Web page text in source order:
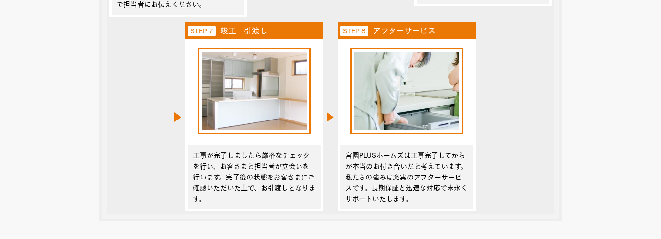
で担当者にお伝えください。
STEP 7 竣工・引渡し
工事が完了しましたら厳格なチェック
を行い、お客さまと担当者が立会いを
行います。完了後の状態をお客さまにご
確認いただいた上で、お引渡しとなりま
す。
STEP 8 アフターサービス
宮園PLUSホームズは工事完了してから
が本当のお付き合いだと考えています。
私たちの強みは充実のアフターサービ
スです。長期保証と迅速な対応で末永く
サポートいたします。